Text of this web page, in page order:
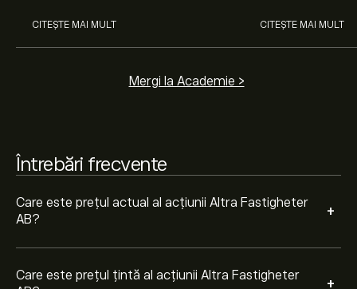
CITEȘTE MAI MULT CITEȘTE MAI MULT
Mergi la Academie >
Întrebări frecvente
Care este prețul actual al acțiunii Altra Fastigheter
AB?
+
Care este prețul țintă al acțiunii Altra Fastigheter
+
Analiștii oferă previziuni pentru acțiunile Altra
recente previziuni pentru mișcările viitoare de preț.